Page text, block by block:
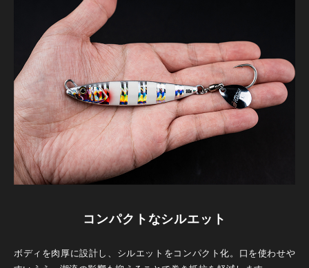
コンパクトなシルエット
ボディを肉厚に設計し、シルエットをコンパクト化。口を使わせや